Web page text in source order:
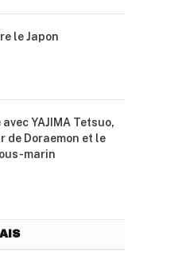
le Japon
YAJIMA Tetsuo,
de Doraemon et le
marin